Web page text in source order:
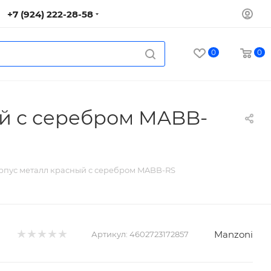
+7 (924) 222-28-58
0 0
с серебром MABB-
металл красный с серебром MABB-RS
Артикул: 4602723172857 Manzoni